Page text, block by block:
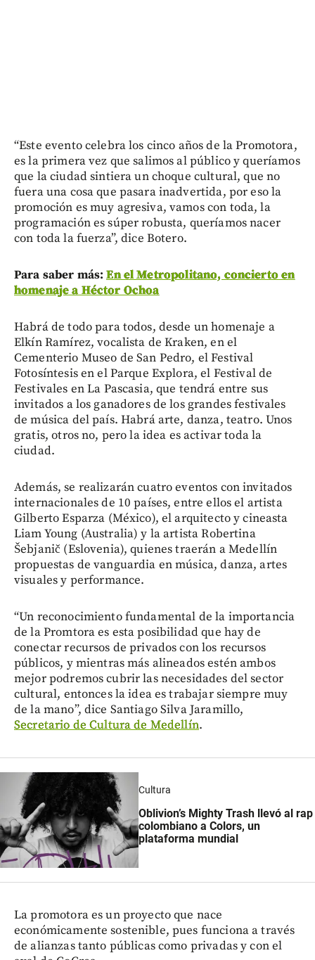
“Este evento celebra los cinco años de la Promotora,
es la primera vez que salimos al público y queríamos
que la ciudad sintiera un choque cultural, que no
fuera una cosa que pasara inadvertida, por eso la
promoción es muy agresiva, vamos con toda, la
programación es súper robusta, queríamos nacer
con toda la fuerza”, dice Botero.
Para saber más:En el Metropolitano, concierto en
homenaje a Héctor Ochoa
Habrá de todo para todos, desde un homenaje a
Elkín Ramírez, vocalista de Kraken, en el
Cementerio Museo de San Pedro, el Festival
Fotosíntesis en el Parque Explora, el Festival de
Festivales en La Pascasia, que tendrá entre sus
invitados a los ganadores de los grandes festivales
de música del país. Habrá arte, danza, teatro. Unos
gratis, otros no, pero la idea es activar toda la
ciudad.
Además, se realizarán cuatro eventos con invitados
internacionales de 10 países, entre ellos el artista
Gilberto Esparza (México), el arquitecto y cineasta
Liam Young (Australia) y la artista Robertina
Šebjanič (Eslovenia), quienes traerán a Medellín
propuestas de vanguardia en música, danza, artes
visuales y performance.
“Un reconocimiento fundamental de la importancia
de la Promtora es esta posibilidad que hay de
conectar recursos de privados con los recursos
públicos, y mientras más alineados estén ambos
mejor podremos cubrir las necesidades del sector
cultural, entonces la idea es trabajar siempre muy
de la mano”, dice Santiago Silva Jaramillo,
Secretario de Cultura de Medellín.
Cultura
Oblivion’s Mighty Trash llevó al rap
colombiano a Colors, un
plataforma mundial
La promotora es un proyecto que nace
económicamente sostenible, pues funciona a través
de alianzas tanto públicas como privadas y con el